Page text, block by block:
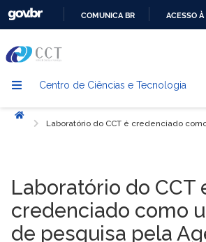
CONTEÚDO
COMUNICA BR ACESSO
Centro de Ciências e Tecnologia
Início
Laboratório do CCT é credenciado
Laboratório do CCT
credenciado como
de pesquisa pela